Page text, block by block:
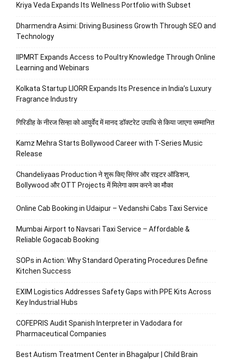
Kriya Veda Expands Its Wellness Portfolio with Subset
Dharmendra Asimi: Driving Business Growth Through SEO and
Technology
IIPMRT Expands Access to Poultry Knowledge Through Online
Learning and Webinars
Kolkata Startup LIORR Expands Its Presence in India’s Luxury
Fragrance Industry
गिरिडीह के नीरज सिन्हा को आयुर्वेद में मानद डॉक्टरेट उपाधि से किया जाएगा सम्मानित
Kamz Mehra Starts Bollywood Career with T-Series Music
Release
Chandeliyaas Production ने शुरू किए सिंगर और राइटर ऑडिशन,
Bollywood और OTT Projects में मिलेगा काम करने का मौका
Online Cab Booking in Udaipur – Vedanshi Cabs Taxi Service
Mumbai Airport to Navsari Taxi Service – Affordable &
Reliable Gogacab Booking
SOPs in Action: Why Standard Operating Procedures Define
Kitchen Success
EXIM Logistics Addresses Safety Gaps with PPE Kits Across
Key Industrial Hubs
COFEPRIS Audit Spanish Interpreter in Vadodara for
Pharmaceutical Companies
Best Autism Treatment Center in Bhagalpur | Child Brain